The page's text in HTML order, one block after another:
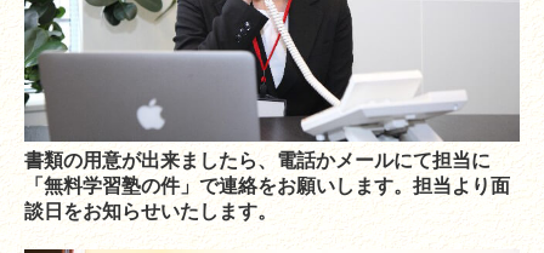
書類の用意が出来ましたら、電話かメールにて担当に
「無料学習塾の件」で連絡をお願いします。 担当より面
談日をお知らせいたします。